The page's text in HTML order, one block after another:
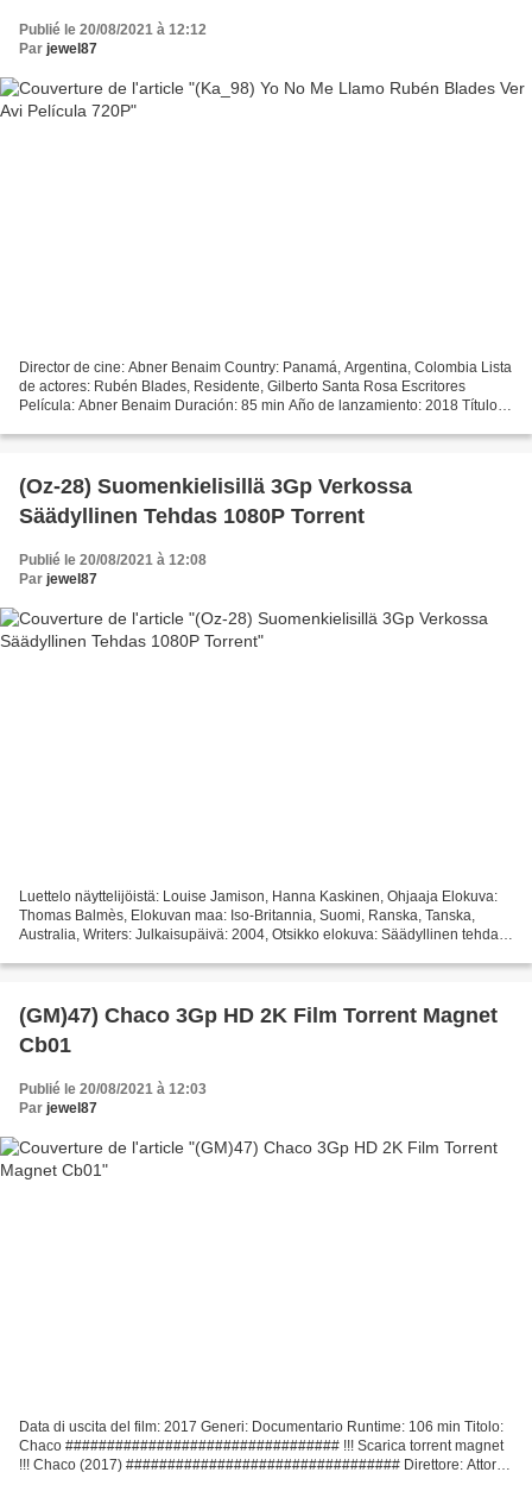
Publié le 20/08/2021 à 12:12
Par jewel87
Director de cine: Abner Benaim Country: Panamá, Argentina, Colombia Lista
de actores: Rubén Blades, Residente, Gilberto Santa Rosa Escritores
Película: Abner Benaim Duración: 85 min Año de lanzamiento: 2018 Título:
(Oz-28) Suomenkielisillä 3Gp Verkossa
Säädyllinen Tehdas 1080P Torrent
Publié le 20/08/2021 à 12:08
Par jewel87
Luettelo näyttelijöistä: Louise Jamison, Hanna Kaskinen, Ohjaaja Elokuva:
Thomas Balmès, Elokuvan maa: Iso-Britannia, Suomi, Ranska, Tanska,
Australia, Writers: Julkaisupäivä: 2004, Otsikko elokuva: Säädyllinen tehdas,
(GM)47) Chaco 3Gp HD 2K Film Torrent Magnet
Cb01
Publié le 20/08/2021 à 12:03
Par jewel87
Data di uscita del film: 2017 Generi: Documentario Runtime: 106 min Titolo:
Chaco ################################# !!! Scarica torrent magnet
!!! Chaco (2017) ################################# Direttore: Attori: